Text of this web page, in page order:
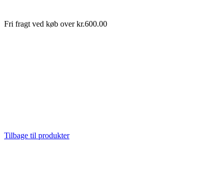
Fri fragt ved køb over kr.600.00
Tilbage til produkter